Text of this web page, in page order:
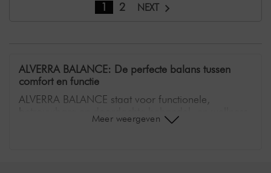
1
2 NEXT
ALVERRA BALANCE: De perfecte balans tussen
comfort en functie
ALVERRA BALANCE staat voor functionele,
tafels die speciaal zijn ontwikkeld voor
Meer weergeven